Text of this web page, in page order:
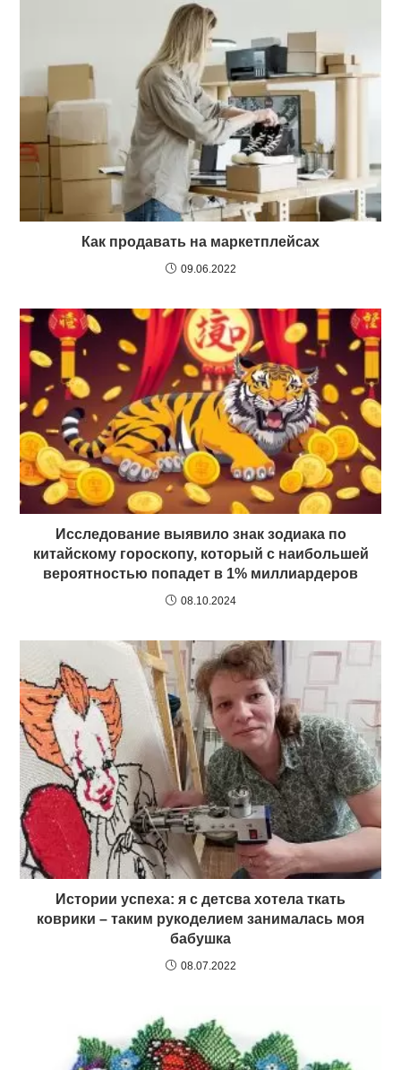
Как продавать на маркетплейсах
09.06.2022
Исследование выявило знак зодиака по
китайскому гороскопу, который с наибольшей
вероятностью попадет в 1% миллиардеров
08.10.2024
Истории успеха: я с детсва хотела ткать
коврики – таким рукоделием занималась моя
бабушка
08.07.2022